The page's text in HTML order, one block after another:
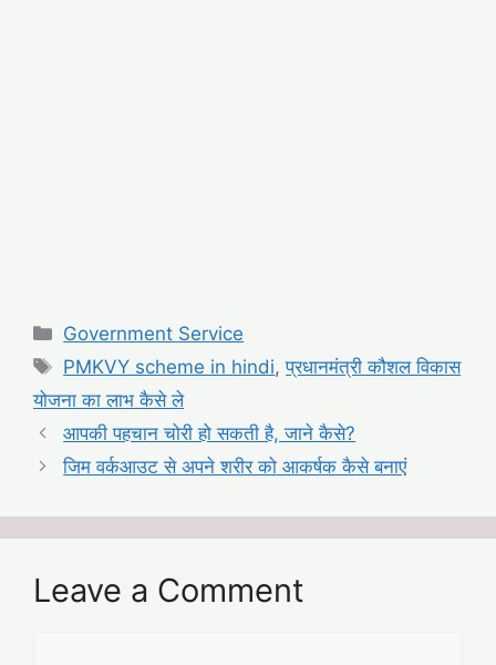
Categories
Government Service
Tags
PMKVY scheme in hindi,प्रधानमंत्री कौशल विकास
योजना का लाभ कैसे ले
आपकी पहचान चोरी हो सकती है, जाने कैसे?
जिम वर्कआउट से अपने शरीर को आकर्षक कैसे बनाएं
Leave a Comment